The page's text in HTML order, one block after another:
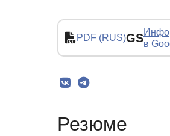
PDF (RUS)GSв
Резюме